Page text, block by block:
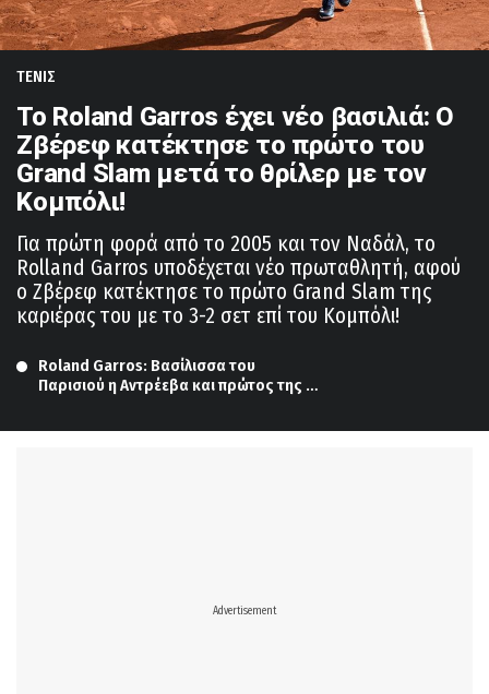
ΤΕΝΙΣ
Το Roland Garros έχει νέο βασιλιά: Ο
Ζβέρεφ κατέκτησε το πρώτο του
Grand Slam μετά το θρίλερ με τον
Κομπόλι!
Για πρώτη φορά από το 2005 και τον Ναδάλ, το
Rolland Garros υποδέχεται νέο πρωταθλητή, αφού
ο Ζβέρεφ κατέκτησε το πρώτο Grand Slam της
καριέρας του με το 3-2 σετ επί του Κομπόλι!
Roland Garros: Βασίλισσα του
Παρισιού η Αντρέεβα και πρώτος της